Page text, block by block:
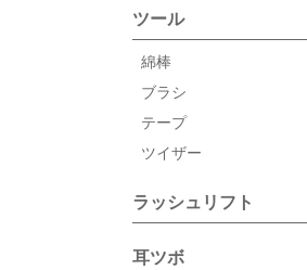
ツール
綿棒
ブラシ
テープ
ツイザー
ラッシュリフト
耳ツボ